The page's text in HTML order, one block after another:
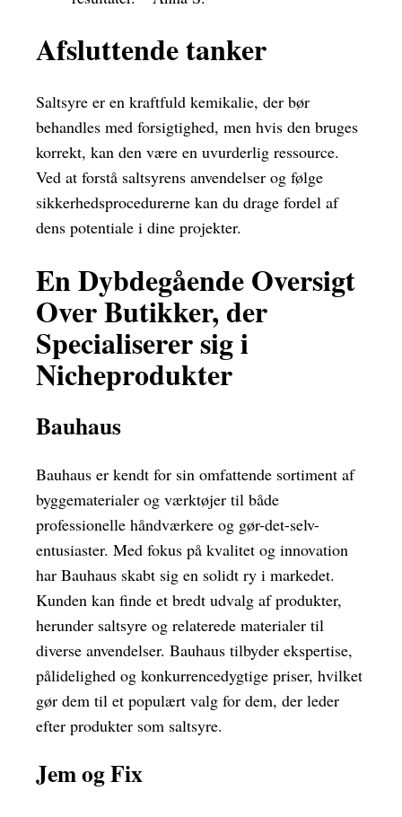
Afsluttende tanker
Saltsyre er en kraftfuld kemikalie, der bør
behandles med forsigtighed, men hvis den bruges
korrekt, kan den være en uvurderlig ressource.
Ved at forstå saltsyrens anvendelser og følge
sikkerhedsprocedurerne kan du drage fordel af
dens potentiale i dine projekter.
En Dybdegående Oversigt
Over Butikker, der
Specialiserer sig i
Nicheprodukter
Bauhaus
Bauhaus er kendt for sin omfattende sortiment af
byggematerialer og værktøjer til både
professionelle håndværkere og gør-det-selv-
entusiaster. Med fokus på kvalitet og innovation
har Bauhaus skabt sig en solidt ry i markedet.
Kunden kan finde et bredt udvalg af produkter,
herunder saltsyre og relaterede materialer til
diverse anvendelser. Bauhaus tilbyder ekspertise,
pålidelighed og konkurrencedygtige priser, hvilket
gør dem til et populært valg for dem, der leder
efter produkter som saltsyre.
Jem og Fix